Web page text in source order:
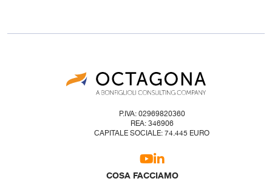
P.IVA: 02969820360
REA: 346906
CAPITALE SOCIALE: 74.445 EURO
COSA FACCIAMO